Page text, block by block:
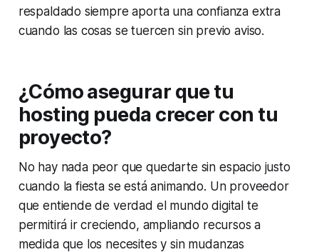
respaldado siempre aporta una confianza extra
cuando las cosas se tuercen sin previo aviso.
¿Cómo asegurar que tu
hosting pueda crecer con tu
proyecto?
No hay nada peor que quedarte sin espacio justo
cuando la fiesta se está animando. Un proveedor
que entiende de verdad el mundo digital te
permitirá ir creciendo, ampliando recursos a
medida que los necesites y sin mudanzas